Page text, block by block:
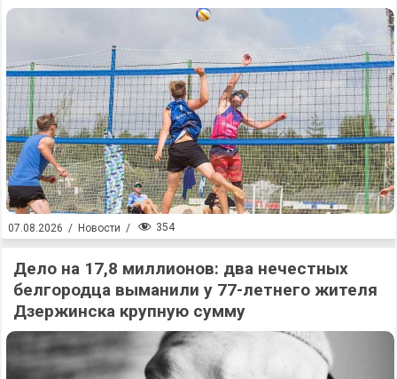
07.08.2026 / Новости / 354
Дело на 17,8 миллионов: два нечестных
белгородца выманили у 77-летнего жителя
Дзержинска крупную сумму